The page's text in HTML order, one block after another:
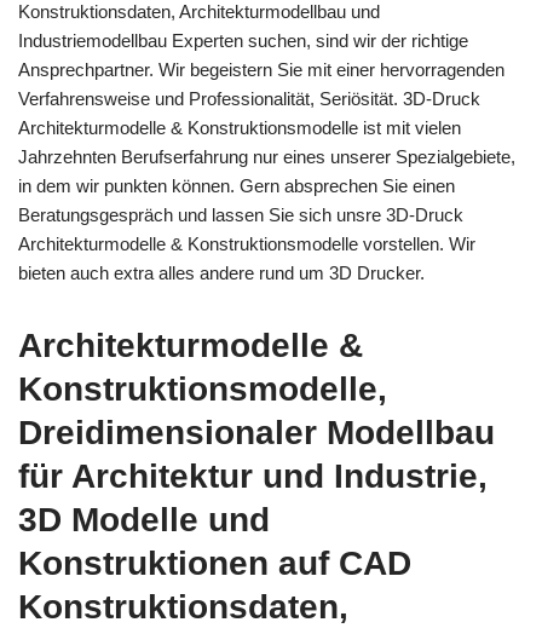
Konstruktionsdaten, Architekturmodellbau und
Industriemodellbau Experten suchen, sind wir der richtige
Ansprechpartner. Wir begeistern Sie mit einer hervorragenden
Verfahrensweise und Professionalität, Seriösität. 3D-Druck
Architekturmodelle & Konstruktionsmodelle ist mit vielen
Jahrzehnten Berufserfahrung nur eines unserer Spezialgebiete,
in dem wir punkten können. Gern absprechen Sie einen
Beratungsgespräch und lassen Sie sich unsre 3D-Druck
Architekturmodelle & Konstruktionsmodelle vorstellen. Wir
bieten auch extra alles andere rund um 3D Drucker.
Architekturmodelle &
Konstruktionsmodelle,
Dreidimensionaler Modellbau
für Architektur und Industrie,
3D Modelle und
Konstruktionen auf CAD
Konstruktionsdaten,